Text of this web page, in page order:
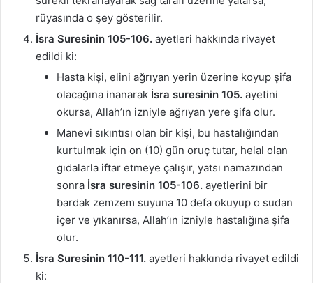
rüyasında o şey gösterilir.
İsra Suresinin 105-106. ayetleri hakkında rivayet
edildi ki:
Hasta kişi, elini ağrıyan yerin üzerine koyup şifa
olacağına inanarak İsra suresinin 105. ayetini
okursa, Allah’ın izniyle ağrıyan yere şifa olur.
Manevi sıkıntısı olan bir kişi, bu hastalığından
kurtulmak için on (10) gün oruç tutar, helal olan
gıdalarla iftar etmeye çalışır, yatsı namazından
sonra İsra suresinin 105-106. ayetlerini bir
bardak zemzem suyuna 10 defa okuyup o sudan
içer ve yıkanırsa, Allah’ın izniyle hastalığına şifa
olur.
İsra Suresinin 110-111. ayetleri hakkında rivayet edildi
ki: